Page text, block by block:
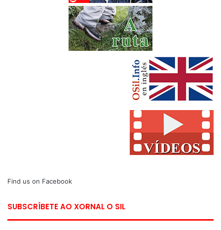
Find us on Facebook
SUBSCRÍBETE AO XORNAL O SIL